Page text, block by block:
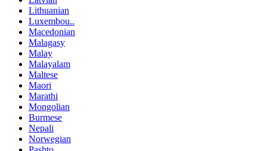
Lithuanian
Luxembou..
Macedonian
Malagasy
Malay
Malayalam
Maltese
Maori
Marathi
Mongolian
Burmese
Nepali
Norwegian